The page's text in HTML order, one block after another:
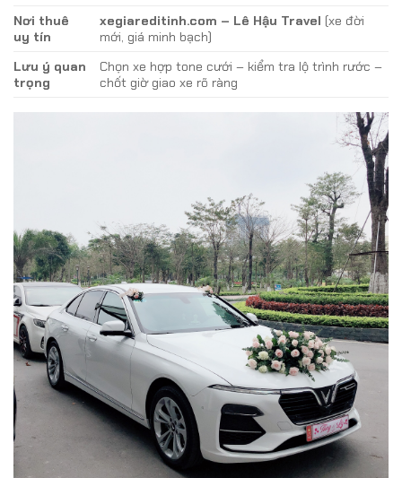
Nơi thuê
uy tín
xegiareditinh.com – Lê Hậu Travel (xe đời
mới, giá minh bạch)
Lưu ý quan
trọng
Chọn xe hợp tone cưới – kiểm tra lộ trình rước –
chốt giờ giao xe rõ ràng